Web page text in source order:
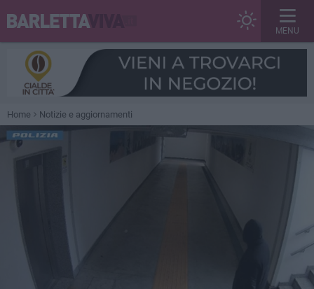
MENU
Home Notizie e aggiornamenti